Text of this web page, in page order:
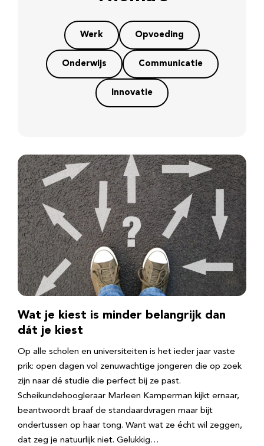
Werk Opvoeding
Onderwijs Communicatie
Innovatie
Wat je kiest is minder belangrijk dan
dát je kiest
Op alle scholen en universiteiten is het ieder jaar vaste
prik: open dagen vol zenuwachtige jongeren die op zoek
zijn naar dé studie die perfect bij ze past.
Scheikundehoogleraar Marleen Kamperman kijkt ernaar,
beantwoordt braaf de standaardvragen maar bijt
ondertussen op haar tong. Want wat ze écht wil zeggen,
dat zeg je natuurlijk niet. Gelukkig…